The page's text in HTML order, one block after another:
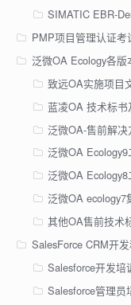
SIMATIC EBR-
PMP项目管理认证考
泛微OA Ecology各版
致远OA实施项目
蓝凌OA 技术标
泛微OA-售前解决
泛微OA
泛微OA
泛微OA
其他OA售前技术
SalesForce CRM开
Salesforce开发培
Salesforce管理员